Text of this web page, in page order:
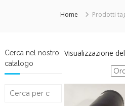
Walter
Service
Srl
Home Prodotti
Visualizzazione
Cerca nel nostro
catalogo